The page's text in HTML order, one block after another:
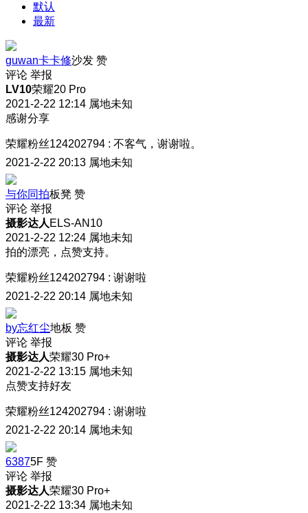
默认
最新
guwan卡卡修沙发 赞
评论 举报
LV10荣耀20 Pro
2021-2-22 12:14 属地未知
感谢分享
荣耀粉丝124202794 : 不客气，谢谢啦。
2021-2-22 20:13 属地未知
与你同拍板凳 赞
评论 举报
摄影达人 ELS-AN10
2021-2-22 12:24 属地未知
拍的漂亮，点赞支持。
荣耀粉丝124202794 : 谢谢啦
2021-2-22 20:14 属地未知
by忘红尘地板 赞
评论 举报
摄影达人荣耀30 Pro+
2021-2-22 13:15 属地未知
点赞支持好友
荣耀粉丝124202794 : 谢谢啦
2021-2-22 20:14 属地未知
63875F 赞
评论 举报
摄影达人荣耀30 Pro+
2021-2-22 13:34 属地未知